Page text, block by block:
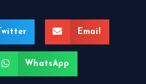
Twitter Email
WhatsApp